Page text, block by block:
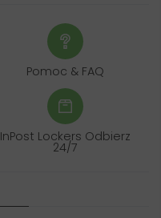
Pomoc & FAQ
InPost Lockers Odbierz
24/7